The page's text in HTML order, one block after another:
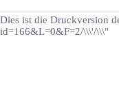
Dies ist die Druckversion
id=166&L=0&F=2/\\\'/\\\"